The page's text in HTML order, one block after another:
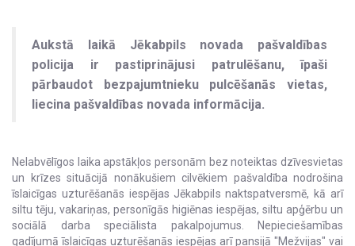
Aukstā laikā Jēkabpils novada pašvaldības
policija ir pastiprinājusi patrulēšanu, īpaši
pārbaudot bezpajumtnieku pulcēšanās vietas,
liecina pašvaldības novada informācija.
Nelabvēlīgos laika apstākļos personām bez noteiktas dzīvesvietas
un krīzes situācijā nonākušiem cilvēkiem pašvaldība nodrošina
īslaicīgas uzturēšanās iespējas Jēkabpils naktspatversmē, kā arī
siltu tēju, vakariņas, personīgās higiēnas iespējas, siltu apģērbu un
sociālā darba speciālista pakalpojumus. Nepieciešamības
gadījumā īslaicīgas uzturēšanās iespējas arī pansijā "Mežvijas" vai